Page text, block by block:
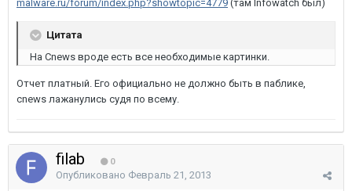
malware.ru/forum/index.php?showtopic=4779 (там Infowatch был)
Цитата
На Cnews вроде есть все необходимые картинки.
Отчет платный. Его официально не должно быть в паблике,
cnews лажанулись судя по всему.
filab 0
Опубликовано Февраль 21, 2013